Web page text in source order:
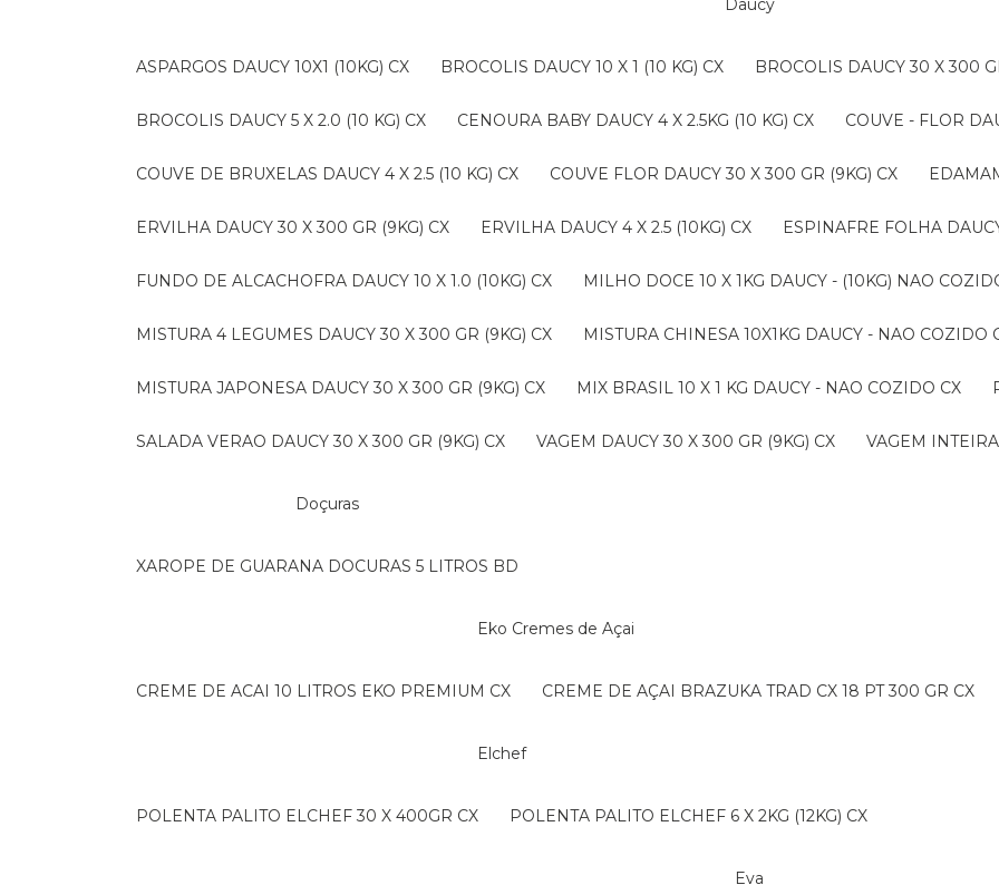
Daucy
ASPARGOS DAUCY 10X1 (10KG) CX BROCOLIS DAUCY 10 X 1 (10 KG) CX BROCOLIS DAUCY 30 X 300
BROCOLIS DAUCY 5 X 2.0 (10 KG) CX CENOURA BABY DAUCY 4 X 2.5KG (10 KG) CX COUVE - FLOR
COUVE DE BRUXELAS DAUCY 4 X 2.5 (10 KG) CX COUVE FLOR DAUCY 30 X 300 GR (9KG) CX
ERVILHA DAUCY 30 X 300 GR (9KG) CX ERVILHA DAUCY 4 X 2.5 (10KG) CX ESPINAFRE FOLHA
FUNDO DE ALCACHOFRA DAUCY 10 X 1.0 (10KG) CX MILHO DOCE 10 X 1KG DAUCY - (10KG) NAO
MISTURA 4 LEGUMES DAUCY 30 X 300 GR (9KG) CX MISTURA CHINESA 10X1KG DAUCY - NAO COZIDO
MISTURA JAPONESA DAUCY 30 X 300 GR (9KG) CX MIX BRASIL 10 X 1 KG DAUCY - NAO COZIDO CX
SALADA VERAO DAUCY 30 X 300 GR (9KG) CX VAGEM DAUCY 30 X 300 GR (9KG) CX VAGEM
Doçuras
XAROPE DE GUARANA DOCURAS 5 LITROS BD
Eko Cremes de Açai
CREME DE ACAI 10 LITROS EKO PREMIUM CX CREME DE AÇAI BRAZUKA TRAD CX 18 PT 300 GR CX
Elchef
POLENTA PALITO ELCHEF 30 X 400GR CX POLENTA PALITO ELCHEF 6 X 2KG (12KG) CX
Eva